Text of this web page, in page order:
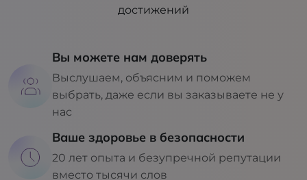
достижений
Вы можете нам доверять
Выслушаем, объясним и поможем
выбрать, даже если вы заказываете не у
нас
Ваше здоровье в безопасности
20 лет опыта и безупречной репутации
вместо тысячи слов